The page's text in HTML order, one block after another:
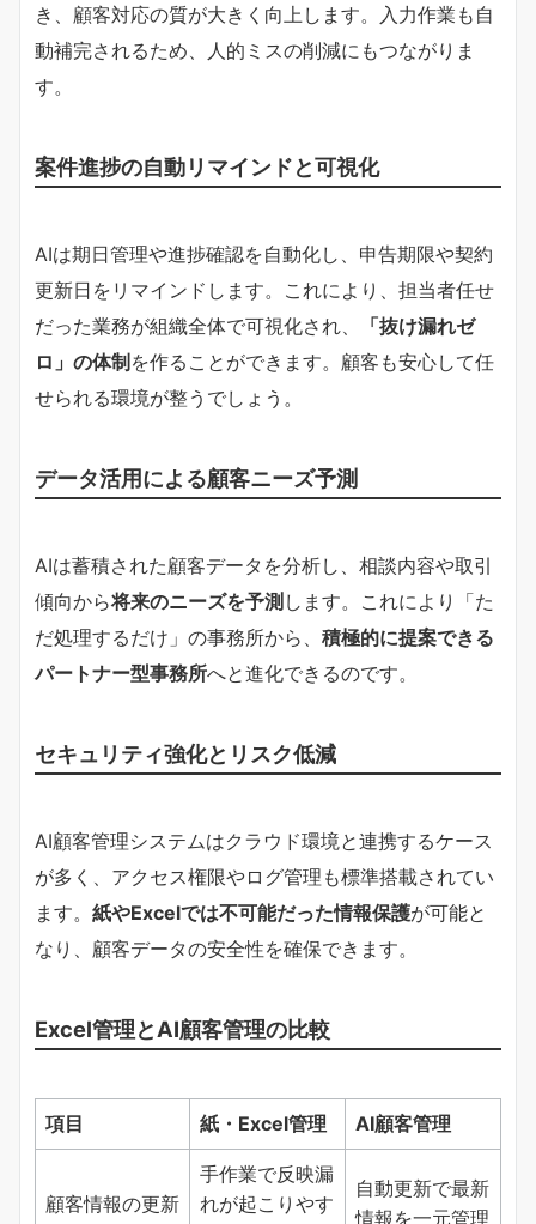
き、顧客対応の質が大きく向上します。入力作業も自
動補完されるため、人的ミスの削減にもつながりま
す。
案件進捗の自動リマインドと可視化
AIは期日管理や進捗確認を自動化し、申告期限や契約
更新日をリマインドします。これにより、担当者任せ
だった業務が組織全体で可視化され、
「抜け漏れゼ
ロ」の体制を作ることができます。顧客も安心して任
せられる環境が整うでしょう。
データ活用による顧客ニーズ予測
AIは蓄積された顧客データを分析し、相談内容や取引
傾向から将来のニーズを予測します。これにより「た
だ処理するだけ」の事務所から、 積極的に提案できる
パートナー型事務所へと進化できるのです。
セキュリティ強化とリスク低減
AI顧客管理システムはクラウド環境と連携するケース
が多く、アクセス権限やログ管理も標準搭載されてい
ます。 紙やExcelでは不可能だった情報保護が可能と
なり、顧客データの安全性を確保できます。
Excel管理とAI顧客管理の比較
項目 紙・Excel管理 AI顧客管理
顧客情報の更新
手作業で反映漏
れが起こりやす
自動更新で最新
情報を一元管理